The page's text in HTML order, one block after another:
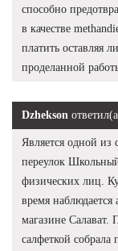
способно
в качестве
платить оставляя
проделанной
Dzhekson
Является одной из
переулок
физических лиц.
время
магазине Салават.
салфеткой собрала